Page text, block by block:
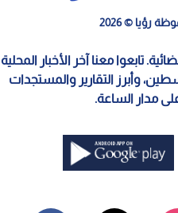
رؤيا © 2026
تابعوا معنا آخر الأخبار المحلية
وأبرز التقارير والمستجدات
مدار الساعة.